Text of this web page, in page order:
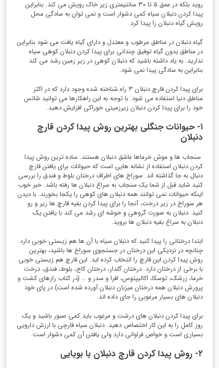
روید بلکه در عمق ۵ تا ۳۰ سانتیمتری زیر خاک رویش می کند. بنابراین
پیدا کردن دنبلان سیاه کمی دشوار است و نمی توان به سادگی محل
رویش گیاه دنبلان را پیدا کرد.
گیاه دنبلان در مناطق مرطوب و معتدل و دارای گیاه یافت می شود بنابراین
در مناطق بدون گیاه توفیق چندانی برای پیدا کردن دنبلان کوهی سیاه
ندارید. به یاد داشته باشید که دنبلان کوهی در زیر زمین رشد می کند
بنابراین به سادگی پیدا نمی شود.
برای پیدا کردن قارچ دنبلان ۳ راه شناخته شده وجود دارد که در اکثر
مناطق دنیا استفاده می شود. با توجه به این راهکارها می توانید شانس
خود را برای پیدا کردن دنبلان زیرزمینی خوراکی افزایش دهید.
۱- حیوانات جنگلی بهترین روش پيدا كردن قارچ
دنبلان
سنجاب ها و موش خرماها عاشق دنبلان هستند. ساده ترین روش پيدا
كردن دنبلان استفاده از نشانه هایی است که حیوانات برای یافتن قارچ
دنبال به جا گذاشته اند. سوراخ های اطراف درختان بلوط و فندق را بررسی
کنید شاید قبل از شما یک سنجاب به سراغ دنبلان ها رفته باشد. خبر خوب
اینکه حیوانات نمی توانند همه دنبلان های کوهی را یکجا بخورند. با دیدن
هر سوراخ در زیر درخت، آنجا را برای پیدا کردن بقیه قارچ ها زیر و رو
کنید. دنبلان به صورت گروهی و خوشه ای رشد می کند با یافتن یک
دنبلان به سراغ بقیه دنبلان ها بروید.
ابتدا درختانی را پیدا کنید که دنبلان سیاه با آن ها هم زیستی خوبی دارد.
چنانچه در نزدیکی این درختان در جستجوی سوراخ ها باشید، بهترین
روش پيدا كردن این قارچ را انتخاب کرده اید. این قارچ هم زیستی خوبی
با برخی از درختان دارد. درختان گلدار، درختان کاج، بلوط، فندق، درخت
خرما، زرشک، توسکا، اکالیپتوس، افرا و سدر و … (در کتاب رازهای کشت و
پرورش دنبلان همه درختان میزبان دنبلان آورده شده است) در پای خود
دنبلان های بسیار مرغوبی را جای داده اند.
برای پیدا کردن دنبلان های درشت و مرغوب باید کمی صبور باشید و یک
روز کامل را به این کار اختصاص دهید. دنبلان سیاه قارچی با ارزش دارویی
بسیاری است و خواص فراوانی دارد ولی یافتن آن کمی دشوار است.
۲- روش پيدا كردن قارچ دنبلان با بویایی